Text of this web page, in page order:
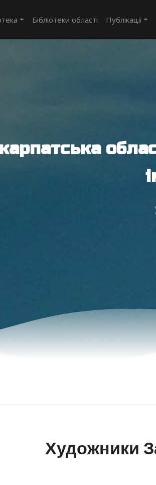
Бібліотеки області Публікації
Художники